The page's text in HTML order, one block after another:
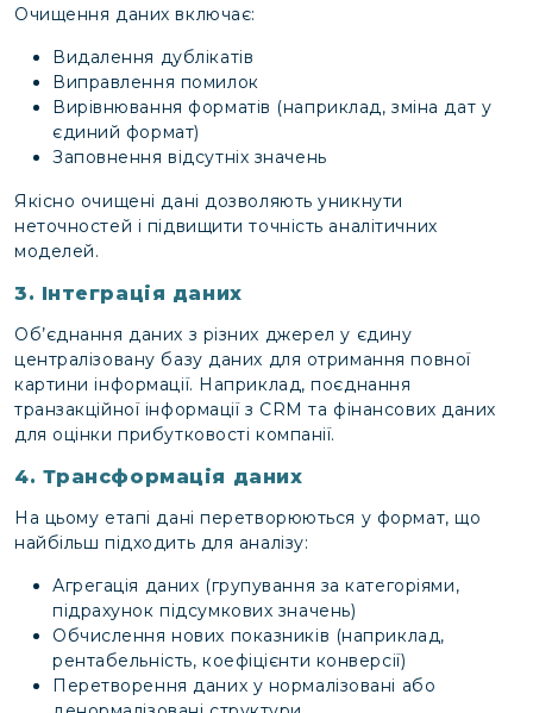
Очищення даних включає:
Видалення дублікатів
Виправлення помилок
Вирівнювання форматів (наприклад, зміна дат у
єдиний формат)
Заповнення відсутніх значень
Якісно очищені дані дозволяють уникнути
неточностей і підвищити точність аналітичних
моделей.
3. Інтеграція даних
Об’єднання даних з різних джерел у єдину
централізовану базу даних для отримання повної
картини інформації. Наприклад, поєднання
транзакційної інформації з CRM та фінансових даних
для оцінки прибутковості компанії.
4. Трансформація даних
На цьому етапі дані перетворюються у формат, що
найбільш підходить для аналізу:
Агрегація даних (групування за категоріями,
підрахунок підсумкових значень)
Обчислення нових показників (наприклад,
рентабельність, коефіцієнти конверсії)
Перетворення даних у нормалізовані або